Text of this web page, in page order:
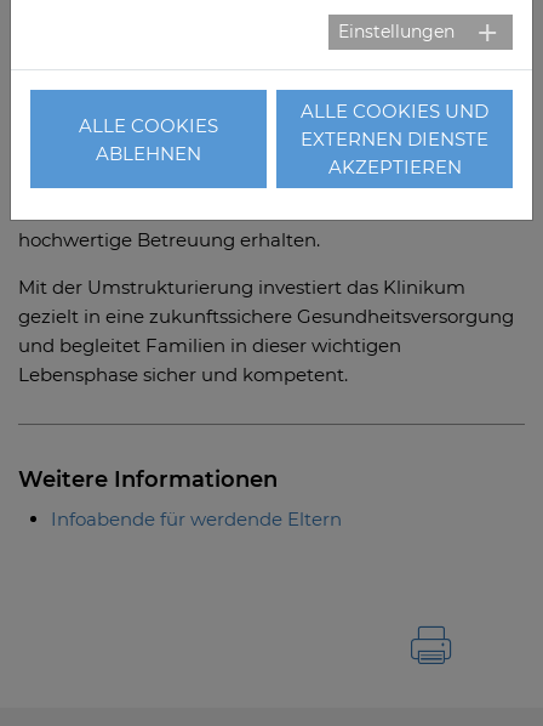
während der gesamten Wochenbettzeit. „Die ersten
Tage nach der Geburt sind eine besondere Zeit, die
Eltern in ruhiger Atmosphäre genießen können“, betont
PflegedirektorinSarah Prieß
hebt hervor, dass die
Zusammenführung die stationäre Versorgung im
hochwertige Betreuung erhalten.
Mit der Umstrukturierung investiert das Klinikum
gezielt in eine zukunftssichere Gesundheitsversorgung
und begleitet Familien in dieser wichtigen
Lebensphase sicher und kompetent.
Weitere Informationen
Infoabende für werdende Eltern
Einstellungen
ALLE COOKIES
ABLEHNEN
ALLE COOKIES UND
EXTERNEN DIENSTE
AKZEPTIEREN